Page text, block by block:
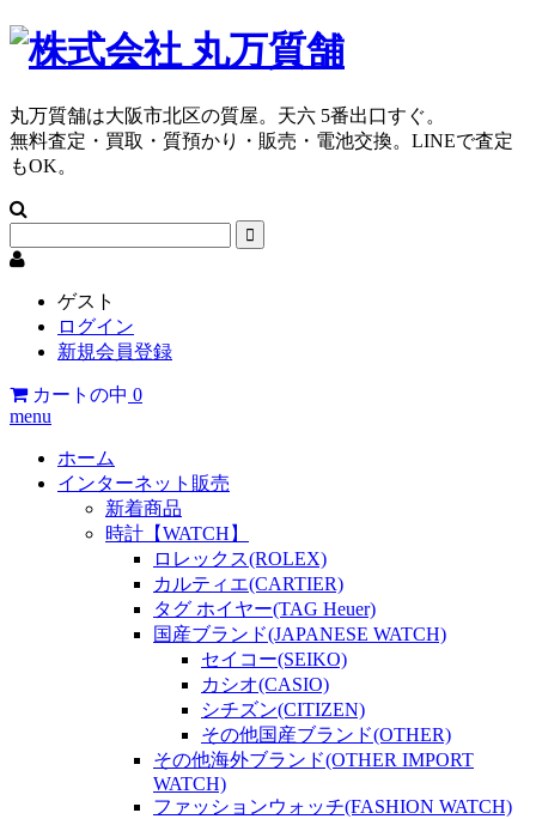
丸万質舗は大阪市北区の質屋。天六 5番出口すぐ。
無料査定・買取・質預かり・販売・電池交換。LINEで査定
もOK。
ゲスト
ログイン
新規会員登録
カートの中 0
menu
ホーム
インターネット販売
新着商品
時計【WATCH】
ロレックス(ROLEX)
カルティエ(CARTIER)
タグ ホイヤー(TAG Heuer)
国産ブランド(JAPANESE WATCH)
セイコー(SEIKO)
カシオ(CASIO)
シチズン(CITIZEN)
その他国産ブランド(OTHER)
その他海外ブランド(OTHER IMPORT
WATCH)
ファッションウォッチ(FASHION WATCH)